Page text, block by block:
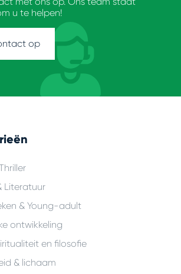
u te helpen!
op
Literatuur
& Young-adult
ontwikkeling
en filosofie
& lichaam